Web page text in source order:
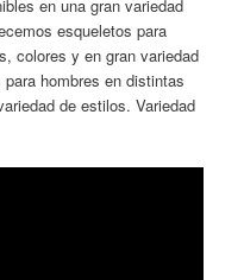
en una gran variedad
esqueletos para
colores y en gran variedad
hombres en distintas
de estilos. Variedad